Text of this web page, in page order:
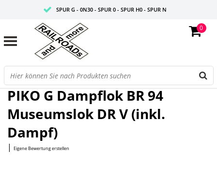
SPUR G - 0N30 - SPUR 0 - SPUR H0 - SPUR N
0
Startseite/G Dampflok BR 94 Museumslok DR V (inkl. Dampf)
PIKO G Dampflok BR 94
Museumslok DR V (inkl.
Dampf)
| Eigene Bewertung erstellen